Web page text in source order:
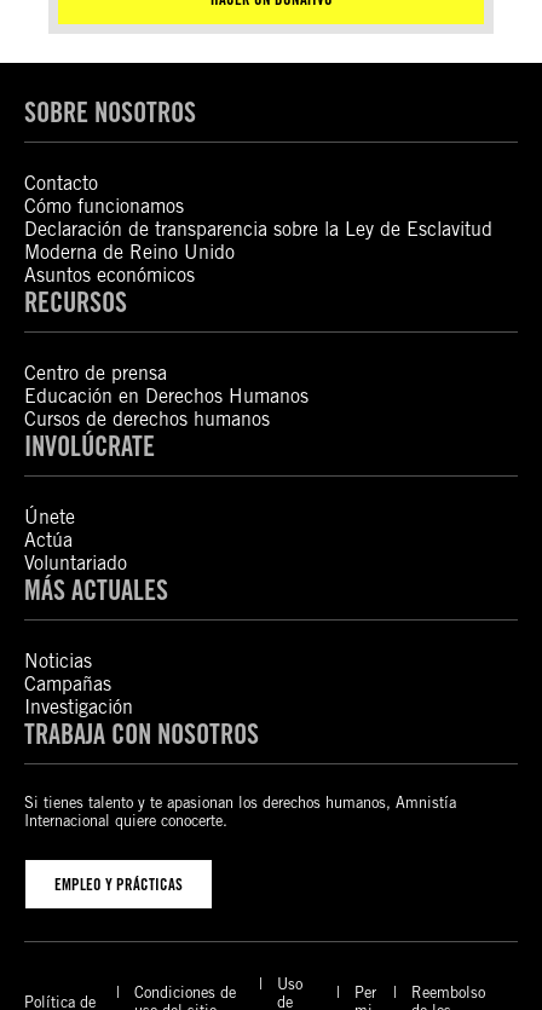
SOBRE NOSOTROS
Contacto
Cómo funcionamos
Declaración de transparencia sobre la Ley de Esclavitud
Moderna de Reino Unido
Asuntos económicos
RECURSOS
Centro de prensa
Educación en Derechos Humanos
Cursos de derechos humanos
INVOLÚCRATE
Únete
Actúa
Voluntariado
MÁS ACTUALES
Noticias
Campañas
Investigación
TRABAJA CON NOSOTROS
Si tienes talento y te apasionan los derechos humanos, Amnistía
Internacional quiere conocerte.
EMPLEO Y PRÁCTICAS
Política de
Condiciones de
Uso
de
Per
Reembolso